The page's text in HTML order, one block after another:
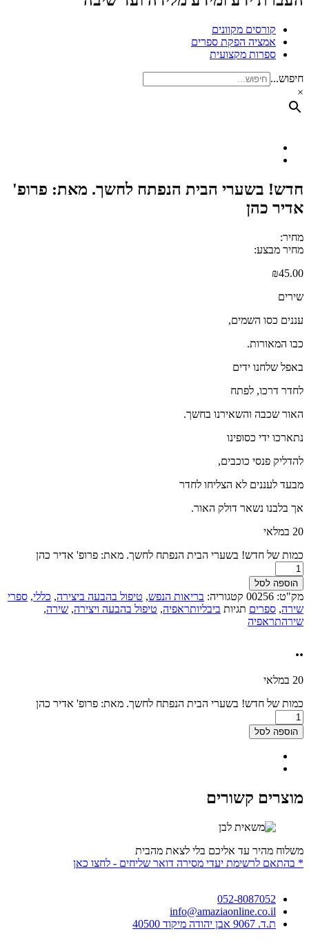
קורסים מקוונים
אמציה הפקת ספרים
ספרות מקצועית
חיפוש...
×
חדש! בשערי הבית הנפתח לחשך. מאת: פרופ'
אדיר כהן
מחיר:
מחיר מבצע:
₪45.00
שירים
עננים כסו השמים,
כבו המאורות.
באפל שלחנו ידים
לחדר דרכו, לפתח
האור שכבה והשאירנו בחשך.
נתארכו ידי כסופינו
להדליק פנסי כוכבים,
מבעד לעננים לא הצליחו לחדר
אך בלבנו נשאר דולק האור.
20 במלאי
כמות של חדש! בשערי הבית הנפתח לחשך. מאת: פרופ' אדיר כהן
הוספה לסל
מק"ט: 00256 קטגוריה: בריאות הנפש, טיפול בהבעה ביצירה, כללי, ספרי
שירה, ספרים תגיות ביבליותראפיה, טיפול בהבעה ויצירה, שירה,
שירהתראפיה
..
20 במלאי
כמות של חדש! בשערי הבית הנפתח לחשך. מאת: פרופ' אדיר כהן
הוספה לסל
מוצרים קשורים
משלוח מהיר עד אליכם בלי לצאת מהבית
* בהתאם לרשימת יעדי מסירה דואר שליחים - לחצו כאן
052-8087052
info@amaziaonline.co.il
ת.ד. 9067 אבן יהודה מיקוד 40500